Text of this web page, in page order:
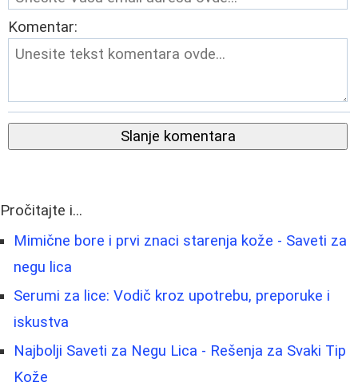
Komentar:
Slanje komentara
Pročitajte i...
Mimične bore i prvi znaci starenja kože - Saveti za
negu lica
Serumi za lice: Vodič kroz upotrebu, preporuke i
iskustva
Najbolji Saveti za Negu Lica - Rešenja za Svaki Tip
Kože